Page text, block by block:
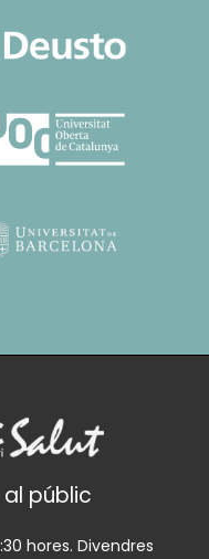
públic
hores. Divendres